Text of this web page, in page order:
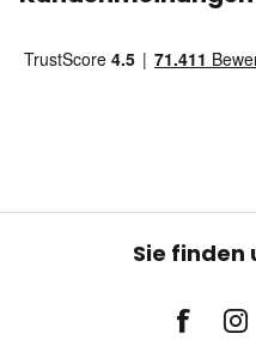
Sie finden